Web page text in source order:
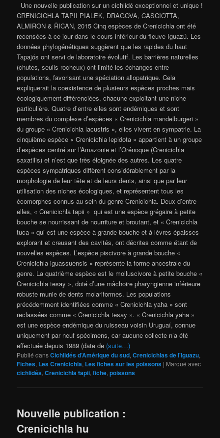
Une nouvelle publication sur un cichlidé exceptionnel et unique !
CRENICICHLA TAPII PIALEK, DRAGOVA, CASCIOTTA,
ALMIRON & ŘICAN, 2015 Cinq espèces de Crenicichla ont été
recensées à ce jour dans le cours inférieur du fleuve Iguazú. Les
données phylogénétiques suggèrent que les rapides du haut
Tapajós ont servi de laboratoire évolutif. Les barrières naturelles
(chutes, seuils rocheux) ont limité les échanges entre
populations, favorisant une spéciation allopatrique. Cela
expliquerait la coexistence de plusieurs espèces proches mais
écologiquement différenciées, chacune exploitant une niche
particulière. Quatre d’entre elles sont endémiques et sont
membres du complexe d’espèces « Crenicichla mandelburgeri »
du groupe « Crenicichla lacustris », elles vivent en sympatrie. La
cinquième espèce « Crenicichla lepidota » appartient à un groupe
d’espèces centré sur l’Amazonie et l’Orénoque (Crenicichla
saxatilis) et n’est que très éloignée des autres. Les quatre
espèces sympatriques diffèrent considérablement par la
morphologie de leur tête et de leurs dents, ainsi que par leur
utilisation des niches écologiques, et représentent tous les
écomorphes connus au sein du genre Crenicichla. Deux d’entre
elles, « Crenicichla tapii » qui est une espèce grégaire à petite
bouche se nourrissant de nourriture et broutant, et « Crenicichla
tuca » qui est une espèce à grande bouche et à lèvres épaisses
explorant et creusant des cavités, ont décrites comme étant de
nouvelles espèces. L’espèce piscivore à grande bouche «
Crenicichla iguassuensis » représente la forme ancestrale du
genre. La quatrième espèce est le molluscivore à petite bouche «
Crenicichla tesay », doté d’une mâchoire pharyngienne inférieure
robuste munie de dents molariformes. Les populations
précédemment identifiées comme « Crenicichla yaha » sont
reclassées comme « Crenicichla tesay ». « Crenicichla yaha »
est une espèce endémique du ruisseau voisin Uruguaí, connue
uniquement par neuf spécimens, car aucune collecte n’a été
effectuée depuis 1989 (date de (suite…)
Publié dansCichlidés d’Amérique du sud,Crenicichlas de l'Iguazu,
Fiches, Les Crenicichla, Les fiches sur les poissons | Marqué avec
cichlidés,Crenicichla tapii,fiche,poissons
Nouvelle publication :
Crenicichla hu